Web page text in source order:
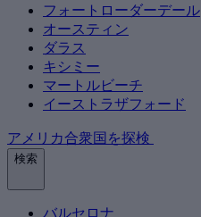
フォートローダーデール
オースティン
ダラス
キシミー
マートルビーチ
イーストラザフォード
アメリカ合衆国を探検
検索
バルセロナ